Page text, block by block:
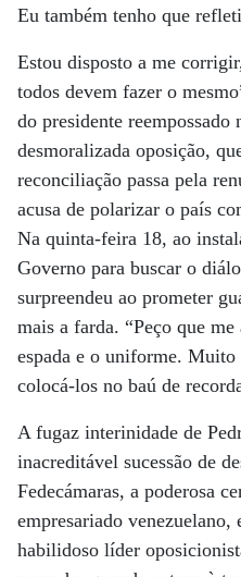
Eu também tenho que
Estou disposto a me
todos devem fazer o
do presidente reempossado
desmoralizada oposição,
reconciliação passa pela
acusa de polarizar o país
Na quinta-feira 18, ao
Governo para buscar o
surpreendeu ao prometer
mais a farda. “Peço que
espada e o uniforme.
colocá-los no baú de
A fugaz interinidade de
inacreditável sucessão de
Fedecámaras, a poderosa
empresariado
habilidoso líder